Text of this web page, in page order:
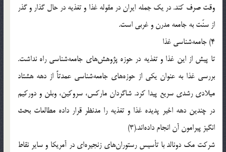
وقت صرف کند. در یک جمله ایران در مقوله غذا و تغذیه در حال گذار و گذر
از سنّت به جامعه مدرن و غربی است.
4) جامعه‌شناسی غذا
تا پیش از این غذا و تغذیه در حوزه پژوهش‌های جامعه‌شناسی راه نداشت.
بررسی غذا به عنوان یکی از حوزه‌های جامعه‌شناسی عمدتاً از دهه هشتاد
میلادی رشدی سریع پیدا کرد. شاگردان مارکس، سروکین، وبلن و دورکیم
در چندین دهه اخیر پدیده غذا و تغذیه را مدنظر قرار داده مطالعات بحث
انگیز پیرامون آن انجام داده‌اند.(3)
شرکت مک دونالد با تأسیس رستوران‌های زنجیره‌ای در آمریکا و سایر نقاط